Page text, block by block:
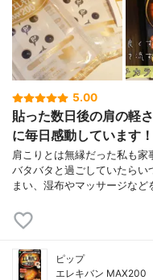
5.00
貼った数日後の肩の軽
に毎日感動しています！
肩こりとは無縁だった私も
バタバタと過ごしていたらい
まい、湿布やマッサージなど
ピップ
エレキバン MAX200